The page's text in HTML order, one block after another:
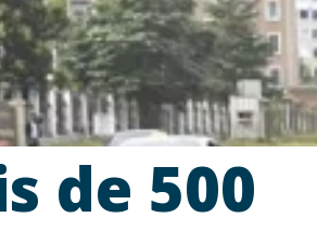
de 500